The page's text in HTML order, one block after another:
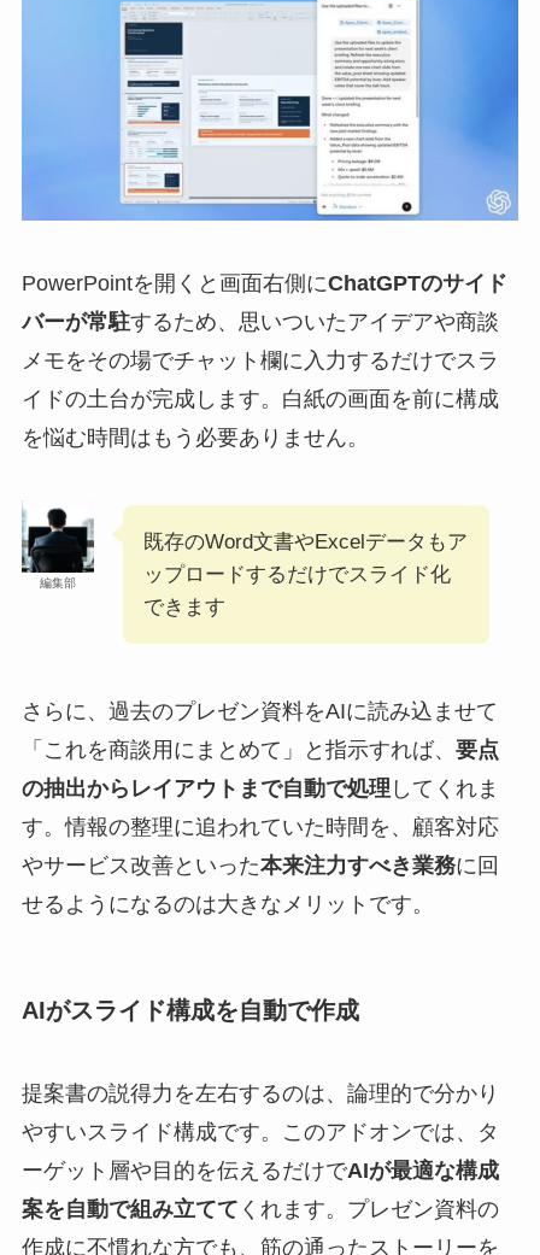
PowerPointを開くと画面右側にChatGPTのサイド
バーが常駐するため、思いついたアイデアや商談
メモをその場でチャット欄に入力するだけでスラ
イドの土台が完成します。白紙の画面を前に構成
を悩む時間はもう必要ありません。
編集部
既存のWord文書やExcelデータもア
ップロードするだけでスライド化
できます
さらに、過去のプレゼン資料をAIに読み込ませて
「これを商談用にまとめて」と指示すれば、 要点
の抽出からレイアウトまで自動で処理 してくれま
す。情報の整理に追われていた時間を、顧客対応
やサービス改善といった本来注力すべき業務に回
せるようになるのは大きなメリットです。
AIがスライド構成を自動で作成
提案書の説得力を左右するのは、論理的で分かり
やすいスライド構成です。このアドオンでは、タ
ーゲット層や目的を伝えるだけでAIが最適な構成
案を自動で組み立てて くれます。プレゼン資料の
作成に不慣れな方でも、筋の通ったストーリーを